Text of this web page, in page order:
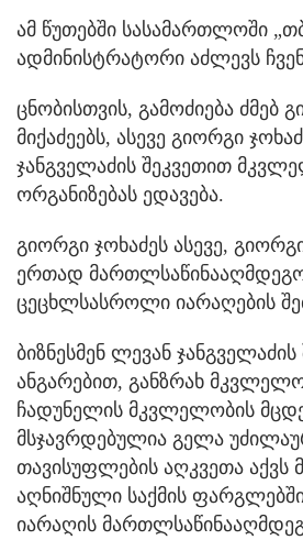
ამ წუთებში სასამართლოში
ადმინისტრატორი აძლევს
ცნობისთვის, გამოძიება ძმებ
მიქაძეებს, ასევე გიორგი
ჯანგველაძის შეკვეთით
ორგანიზებას ედავება.
გიორგი ჯოხაძეს ასევე,
ერთად
ცეცხლსასროლი იარაღების
ბიზნესმენ ლევან
ანგარებით, განზრახ
ჩადუნელის მკვლელობის
მსჯავრდებულია გელა
თავისუფლების აღკვეთა აქვს
აღნიშნული საქმის
იარაღის